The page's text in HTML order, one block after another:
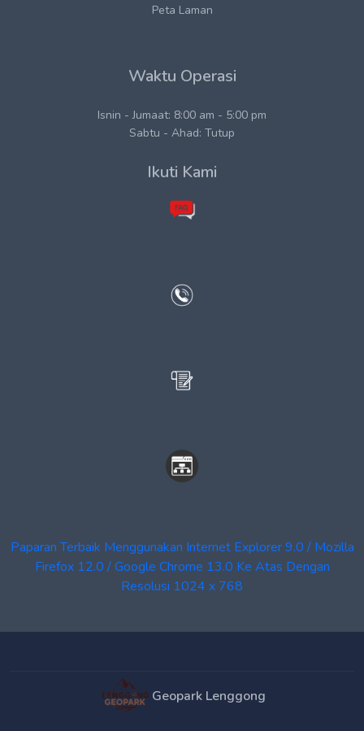
Peta Laman
Waktu Operasi
Isnin - Jumaat: 8:00 am - 5:00 pm
Sabtu - Ahad: Tutup
Ikuti Kami
Paparan Terbaik Menggunakan Internet Explorer 9.0 / Mozilla
Firefox 12.0 / Google Chrome 13.0 Ke Atas Dengan
Resolusi 1024 x 768
Geopark Lenggong